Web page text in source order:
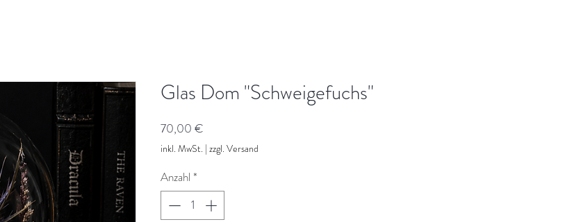
Glas Dom "Schweigefuchs"
70,00 €
inkl. MwSt. | zzgl. Versand
Anzahl *